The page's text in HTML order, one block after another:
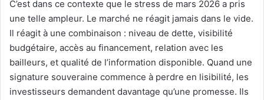
C’est dans ce contexte que le stress de mars 2026 a pris
une telle ampleur. Le marché ne réagit jamais dans le vide.
Il réagit à une combinaison : niveau de dette, visibilité
budgétaire, accès au financement, relation avec les
bailleurs, et qualité de l’information disponible. Quand une
signature souveraine commence à perdre en lisibilité, les
investisseurs demandent davantage qu’une promesse. Ils